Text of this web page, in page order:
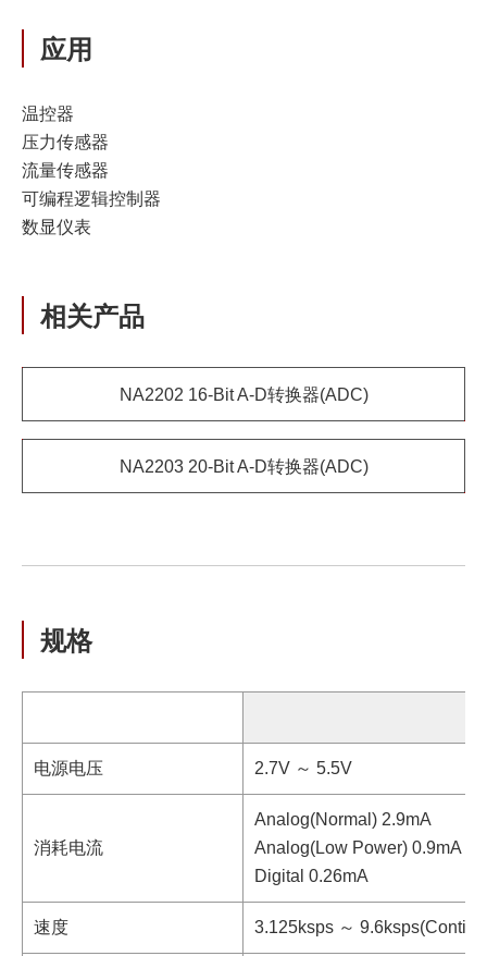
应用
温控器
压力传感器
流量传感器
可编程逻辑控制器
数显仪表
相关产品
NA2202 16-Bit A-D转换器(ADC)
NA2203 20-Bit A-D转换器(ADC)
规格
电源电压 2.7V ～ 5.5V
消耗电流
Analog(Normal) 2.9mA
Analog(Low Power) 0.9mA
Digital 0.26mA
速度 3.125ksps ～